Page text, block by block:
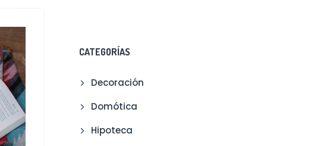
CATEGORÍAS
Decoración
Domótica
Hipoteca